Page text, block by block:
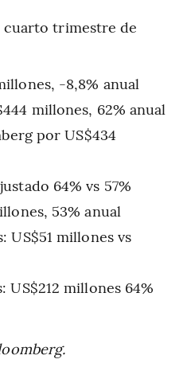
trimestre de
-8,8% anual
millones, 62% anual
por US$434
64% vs 57%
53% anual
US$51 millones vs
US$212 millones 64%